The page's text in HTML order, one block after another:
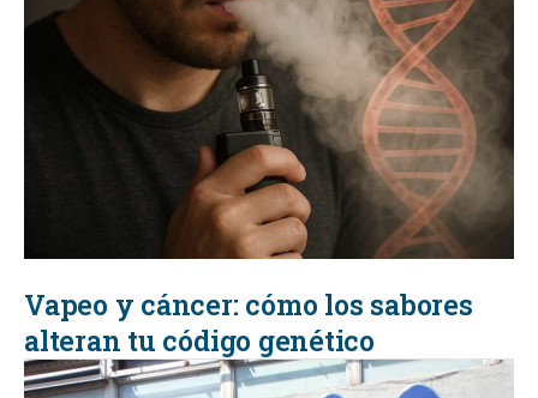
Vapeo y cáncer: cómo los sabores
alteran tu código genético